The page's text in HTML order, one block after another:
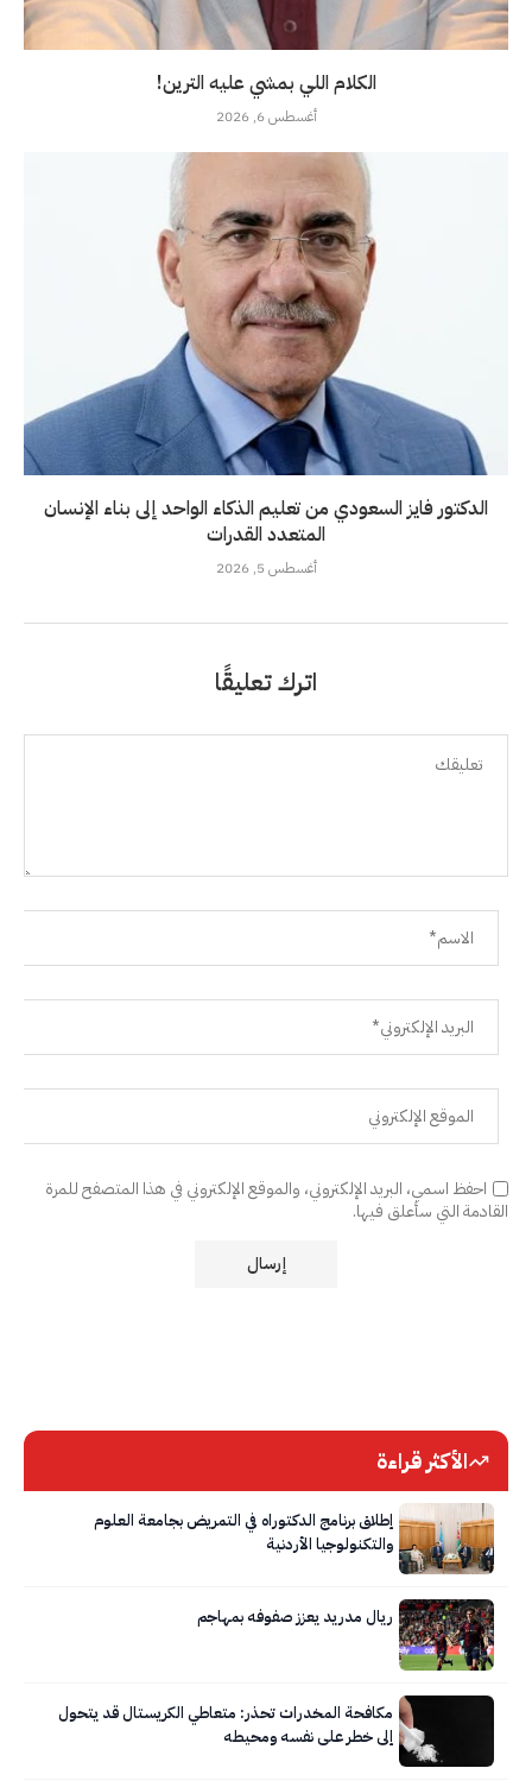
الكلام اللي بمشي عليه الترين!
أغسطس 6, 2026
الدكتور فايز السعودي من تعليم الذكاء الواحد إلى بناء الإنسان
المتعدد القدرات
أغسطس 5, 2026
اترك تعليقًا
احفظ اسمي، البريد الإلكتروني، والموقع الإلكتروني في هذا المتصفح للمرة
القادمة التي سأعلق فيها.
الأكثر قراءة
إطلاق برنامج الدكتوراه في التمريض بجامعة العلوم
والتكنولوجيا الأردنية
ريال مدريد يعزز صفوفه بمهاجم
مكافحة المخدرات تحذر: متعاطي الكريستال قد يتحول
إلى خطر على نفسه ومحيطه